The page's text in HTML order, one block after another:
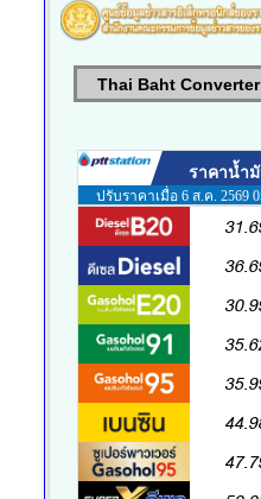
Thai Baht Converter